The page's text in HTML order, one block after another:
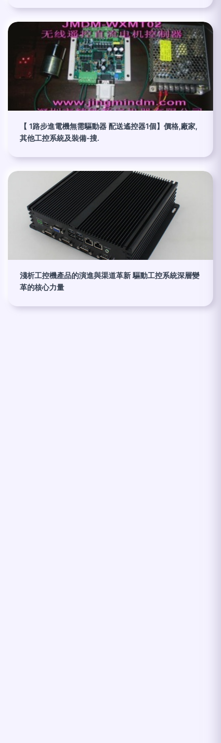
【 1路步進電機無需驅動器 配送遙控器1個】價格,廠家,
其他工控系統及裝備-搜.
淺析工控機產品的演進與渠道革新 驅動工控系統深層變
革的核心力量